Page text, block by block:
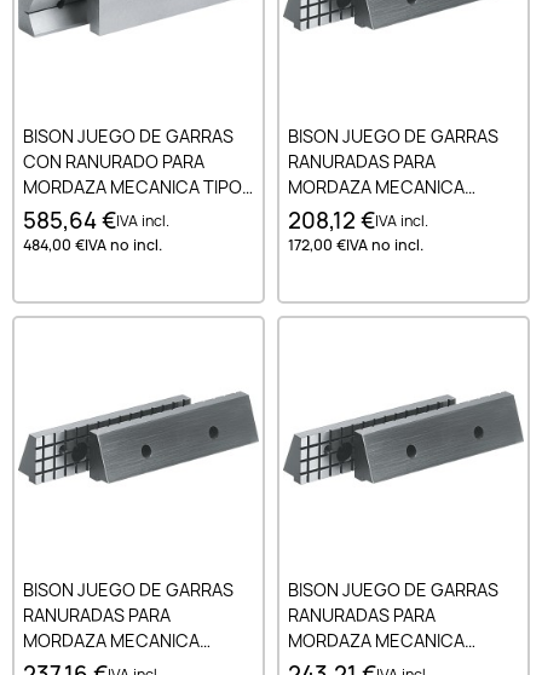
BISON JUEGO DE GARRAS
CON RANURADO PARA
MORDAZA MECANICA TIPO
6512.6530. 6537 200 MM
585,64 €IVA incl.
484,00 €IVA no incl.
BISON JUEGO DE GARRAS
RANURADAS PARA
MORDAZA MECANICA
MODULAR DE ALTA
PRECISION TIPO 6620 100
208,12 €IVA incl.
172,00 €IVA no incl.
BISON JUEGO DE GARRAS
RANURADAS PARA
MORDAZA MECANICA
MODULAR DE ALTA
BISON JUEGO DE GARRAS
RANURADAS PARA
MORDAZA MECANICA
MODULAR DE ALTA